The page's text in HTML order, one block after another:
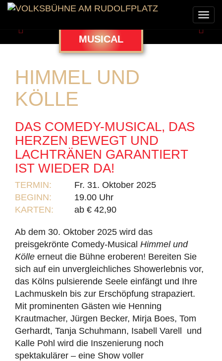
Zurück MUSICAL
HIMMEL UND
KÖLLE
DAS COMEDY-MUSICAL, DAS
HERZEN BEWEGT UND
LACHTRÄNEN GARANTIERT
IST WIEDER DA!
TERMIN:
Fr. 31. Oktober 2025
BEGINN:
19.00 Uhr
KARTEN:
ab € 42,90
Ab dem 30. Oktober 2025 wird das
preisgekrönte Comedy-Musical Himmel und
Kölle erneut die Bühne eroberen! Bereiten Sie
sich auf ein unvergleichliches Showerlebnis vor,
das Kölns pulsierende Seele einfängt und Ihre
Lachmuskeln bis zur Erschöpfung strapaziert.
Mit prominenten Gästen wie Henning
Krautmacher, Jürgen Becker, Mirja Boes, Tom
Gerhardt, Tanja Schuhmann, Isabell Varell und
Kalle Pohl wird die Inszenierung noch
spektakulärer – eine Show voller